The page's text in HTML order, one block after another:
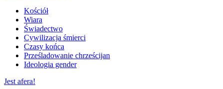
Kościół
Wiara
Świadectwo
Cywilizacja śmierci
Czasy końca
Prześladowanie chrześcijan
Ideologia gender
Jest afera!